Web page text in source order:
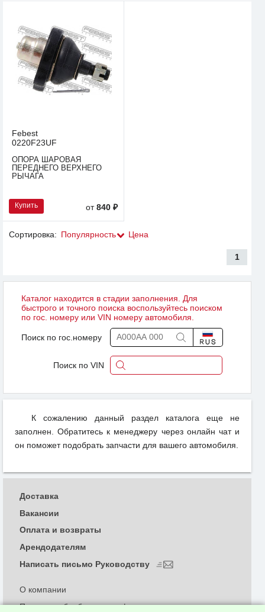
Febest
0220F23UF
ОПОРА ШАРОВАЯ
ПЕРЕДНЕГО ВЕРХНЕГО
РЫЧАГА
Купить от840 ₽
Сортировка: Популярность Цена
1
Каталог находится в стадии заполнения. Для
быстрого и точного поиска воспользуйтесь поиском
по гос. номеру или VIN номеру автомобиля.
Поиск по гос.номеру
Поиск по VIN
К сожалению данный раздел каталога еще не
заполнен. Обратитесь к менеджеру через онлайн чат и
он поможет подобрать запчасти для вашего автомобиля.
О компании
Политика обработки и конфиденциальности
Доставка
Вакансии
Оплата и возвраты
Арендодателям
Написать письмо Руководству